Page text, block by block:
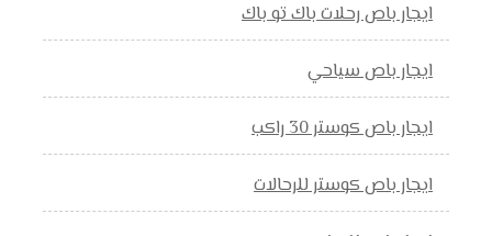
ايجار باص رحلات باك تو باك
ايجار باص سياحي
ايجار باص كوستر 30 راكب
ايجار باص كوستر للرحالات